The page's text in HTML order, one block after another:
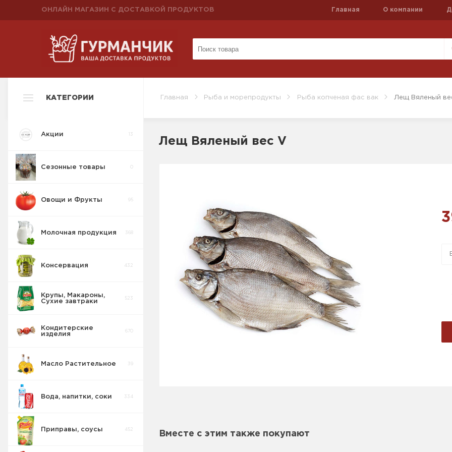
ОНЛАЙН МАГАЗИН С ДОСТАВКОЙ ПРОДУКТОВ Главная О компании
Главная Рыба и морепродукты Рыба копченая фас вак Лещ Вяленый
КАТЕГОРИИ
Акции 13
Сезонные товары
Овощи и Фрукты 95
Молочная продукция 368
Консервация 432
Крупы, Макароны,
Сухие завтраки
523
Кондитерские
изделия
670
Масло Растительное 39
Вода, напитки, соки 334
Приправы, соусы 452
Лещ Вяленый вес V
Вместе с этим также покупают